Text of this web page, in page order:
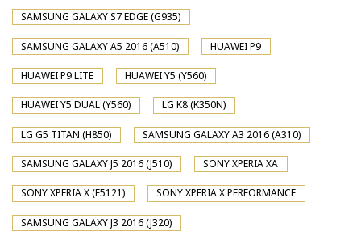
SAMSUNG GALAXY S7 EDGE (G935)
SAMSUNG GALAXY A5 2016 (A510) HUAWEI P9
HUAWEI P9 LITE HUAWEI Y5 (Y560)
HUAWEI Y5 DUAL (Y560) LG K8 (K350N)
LG G5 TITAN (H850) SAMSUNG GALAXY A3 2016 (A310)
SAMSUNG GALAXY J5 2016 (J510) SONY XPERIA XA
SONY XPERIA X (F5121) SONY XPERIA X PERFORMANCE
SAMSUNG GALAXY J3 2016 (J320)